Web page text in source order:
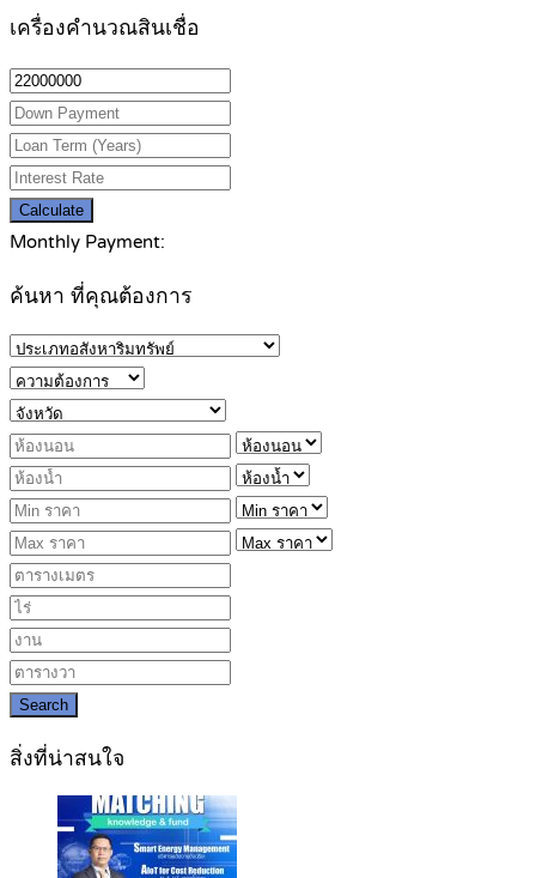
เครื่องคำนวณสินเชื่อ
Calculate
Monthly Payment:
ค้นหา ที่คุณต้องการ
Search
สิ่งที่น่าสนใจ